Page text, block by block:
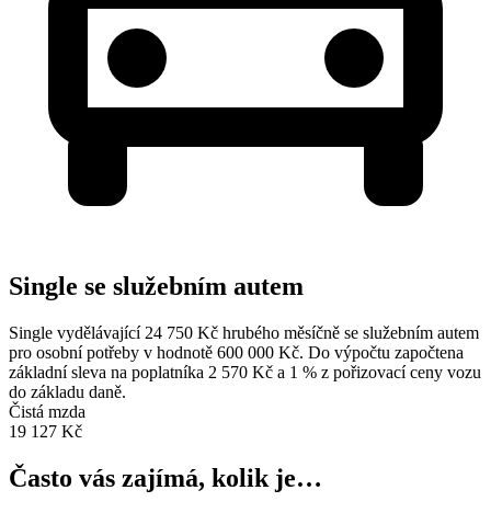
Single se služebním autem
Single vydělávající 24 750 Kč hrubého měsíčně se služebním autem
pro osobní potřeby v hodnotě 600 000 Kč. Do výpočtu započtena
základní sleva na poplatníka 2 570 Kč a 1 % z pořizovací ceny vozu
do základu daně.
Čistá mzda
19 127 Kč
Často vás zajímá, kolik je…